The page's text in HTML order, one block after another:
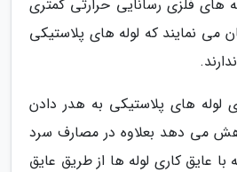
های فلزی رسانایی حرارتی کمتری
می نمایند که لوله های پلاستیکی
لوله های پلاستیکی به هدر دادن
درصد کاهش می دهد بعلاوه در مصارف سرد
با عایق کاری لوله ها از طریق عایق